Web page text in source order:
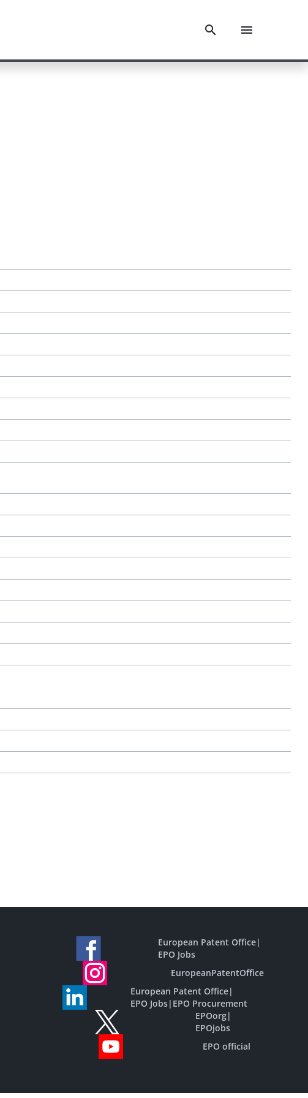
European Patent Office|
EPO Jobs
EuropeanPatentOffice
European Patent Office|
EPO Jobs| EPO Procurement
EPOorg|
EPOjobs
EPO official